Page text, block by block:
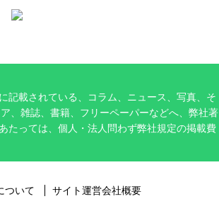
記載されている、コラム、ニュース、写真、そ
、雑誌、書籍、フリーペーパーなどへ、弊社著
たっては、個人・法人問わず弊社規定の掲載費
ついて サイト運営会社概要